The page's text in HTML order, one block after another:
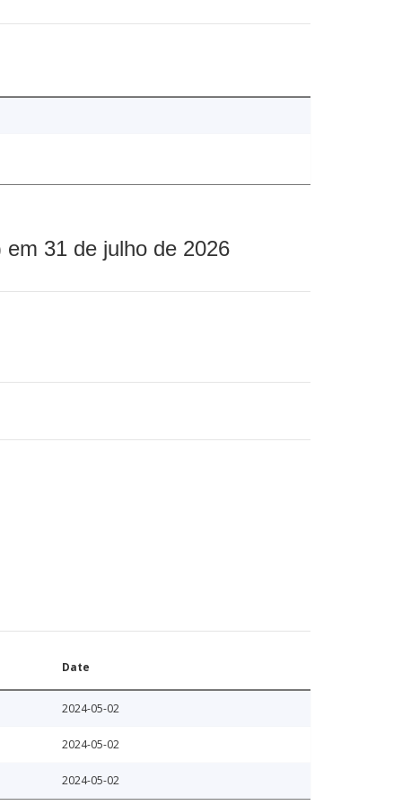
31 de julho de 2026
Date
2024-05-02
2024-05-02
2024-05-02